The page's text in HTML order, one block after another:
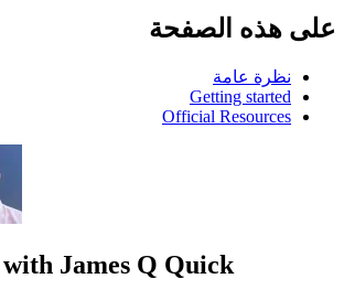
على هذه الصفحة
نظرة عامة
Getting started
Official Resources
with James Q Quick